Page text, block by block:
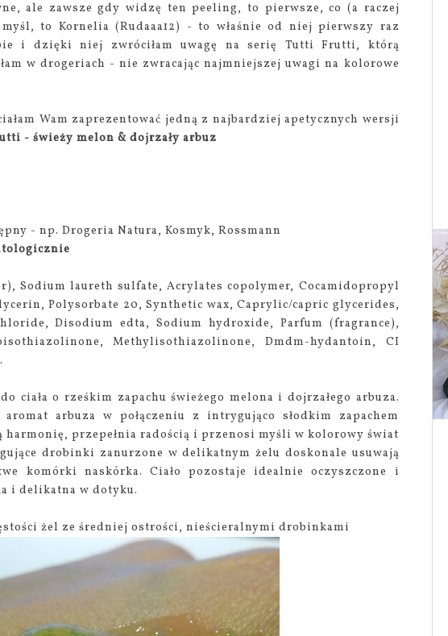
ale zawsze gdy widzę ten peeling, to pierwsze, co (a raczej
to Kornelia (Rudaaa12) - to właśnie od niej pierwszy raz
i dzięki niej zwróciłam uwagę na serię Tutti Frutti, którą
w drogeriach - nie zwracając najmniejszej uwagi na kolorowe
Wam zaprezentować jedną z najbardziej apetycznych wersji
- świeży melon & dojrzały arbuz
- np. Drogeria Natura, Kosmyk, Rossmann
Sodium laureth sulfate, Acrylates copolymer, Cocamidopropyl
Polysorbate 20, Synthetic wax, Caprylic/capric glycerides,
Disodium edta, Sodium hydroxide, Parfum (fragrance),
Methylisothiazolinone, Dmdm-hydantoin, CI
ciała o rześkim zapachu świeżego melona i dojrzałego arbuza.
arbuza w połączeniu z intrygująco słodkim zapachem
harmonię, przepełnia radością i przenosi myśli w kolorowy świat
drobinki zanurzone w delikatnym żelu doskonale usuwają
komórki naskórka. Ciało pozostaje idealnie oczyszczone i
i delikatna w dotyku.
żel ze średniej ostrości, nieścieralnymi drobinkami